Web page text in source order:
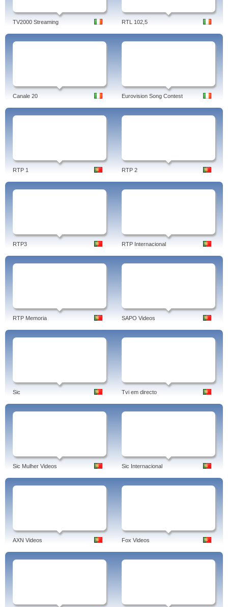
TV2000 Streaming RTL 102,5
Canale 20 Eurovision Song Contest
RTP 1 RTP 2
RTP3 RTP Internacional
RTP Memoria SAPO Videos
Sic Tvi em directo
Sic Mulher Videos Sic Internacional
AXN Videos Fox Videos